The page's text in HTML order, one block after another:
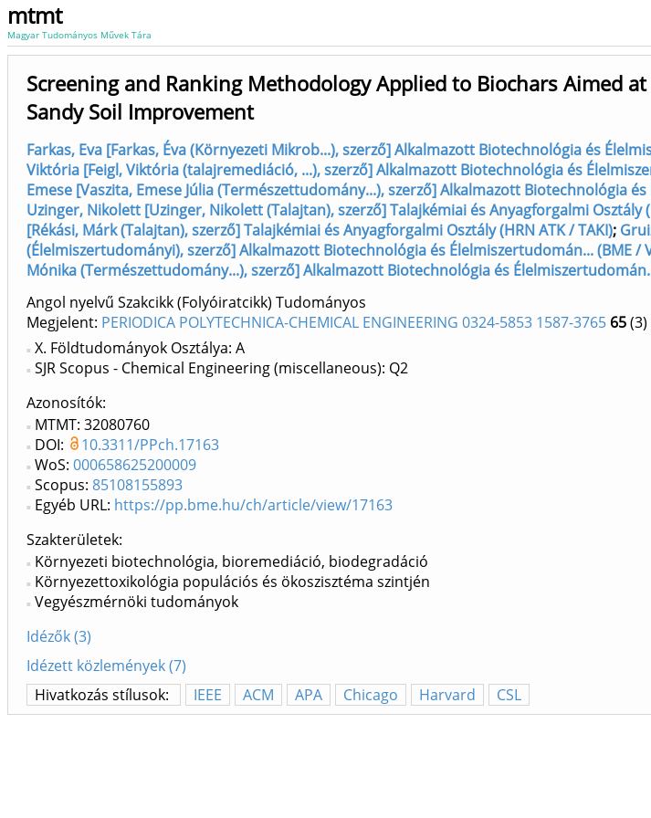
mtmt
Magyar Tudományos Művek Tára
Screening and Ranking Methodology Applied to Biochars Aimed
Sandy Soil Improvement
Farkas, Eva [Farkas, Éva (Környezeti Mikrob...), szerző] Alkalmazott Biotechnológia és
Viktória [Feigl, Viktória (talajremediáció, ...), szerző] Alkalmazott Biotechnológia és
Emese [Vaszita, Emese Júlia (Természettudomány...), szerző] Alkalmazott Biotechnológia
Uzinger, Nikolett [Uzinger, Nikolett (Talajtan), szerző] Talajkémiai és Anyagforgalmi Osztály
[Rékási, Márk (Talajtan), szerző] Talajkémiai és Anyagforgalmi Osztály (HRN ATK / TAKI);
(Élelmiszertudományi), szerző] Alkalmazott Biotechnológia és Élelmiszertudomán... (BME /
Mónika (Természettudomány...), szerző] Alkalmazott Biotechnológia és
Angol nyelvű Szakcikk (Folyóiratcikk) Tudományos
Megjelent: PERIODICA POLYTECHNICA-CHEMICAL ENGINEERING 0324-5853 1587-3765 65(3)
X. Földtudományok Osztálya: A
SJR Scopus - Chemical Engineering (miscellaneous): Q2
Azonosítók
MTMT: 32080760
DOI:
10.3311/PPch.17163
WoS: 000658625200009
Scopus: 85108155893
Egyéb URL: https://pp.bme.hu/ch/article/view/17163
Szakterületek:
Környezeti biotechnológia, bioremediáció, biodegradáció
Környezettoxikológia populációs és ökoszisztéma szintjén
Vegyészmérnöki tudományok
Idézők (3)
Idézett közlemények (7)
Hivatkozás stílusok:
IEEE ACM APA Chicago Harvard CSL